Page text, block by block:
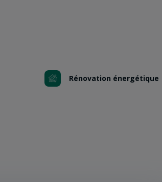
Rénovation énergétique